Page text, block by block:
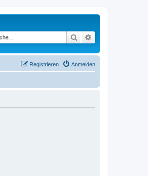
Suche
Anmelden
Registrieren